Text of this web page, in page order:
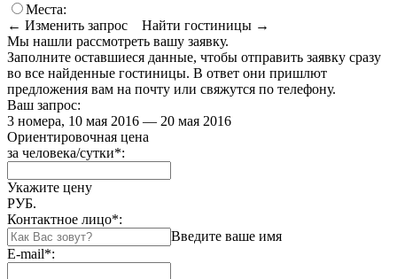
Места:
← Изменить запрос
Найти гостиницы →
Мы нашли рассмотреть вашу заявку.
Заполните оставшиеся данные, чтобы отправить заявку сразу
во все найденные гостиницы. В ответ они пришлют
предложения вам на почту или свяжутся по телефону.
Ваш запрос:
3 номера, 10 мая 2016 — 20 мая 2016
Ориентировочная цена
за человека/сутки*:
Укажите цену
РУБ.
Контактное лицо*:
Введите ваше имя
E-mail*: